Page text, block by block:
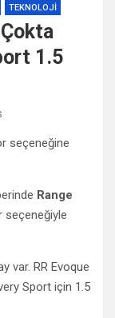
TEKNOLOJI
1.5
seçeneğine
Range
seçeneğiyle
var. RR Evoque
Sport için 1.5